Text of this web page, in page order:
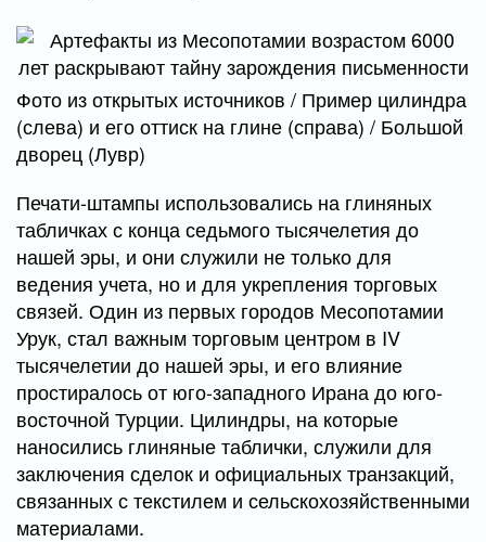
Фото из открытых источников / Пример цилиндра
(слева) и его оттиск на глине (справа) / Большой
дворец (Лувр)
Печати-штампы использовались на глиняных
табличках с конца седьмого тысячелетия до
нашей эры, и они служили не только для
ведения учета, но и для укрепления торговых
связей. Один из первых городов Месопотамии
Урук, стал важным торговым центром в IV
тысячелетии до нашей эры, и его влияние
простиралось от юго-западного Ирана до юго-
восточной Турции. Цилиндры, на которые
наносились глиняные таблички, служили для
заключения сделок и официальных транзакций,
связанных с текстилем и сельскохозяйственными
материалами.